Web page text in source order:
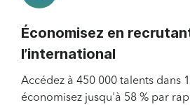
Économisez en
l’international
Accédez à 450 000 talents dans
économisez jusqu'à 58 % par